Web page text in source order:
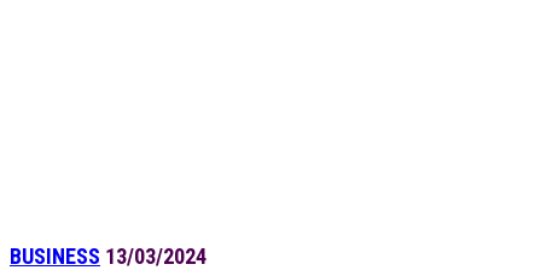
BUSINESS 13/03/2024